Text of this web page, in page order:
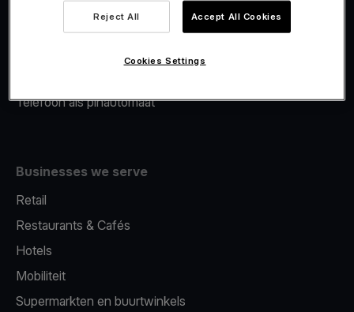
Merchant Advance
Telefoon als pinautomaat
Businesses we serve
Retail
Restaurants & Cafés
Hotels
Mobiliteit
Supermarkten en buurtwinkels
Reject All Accept All Cookies
Cookies Settings